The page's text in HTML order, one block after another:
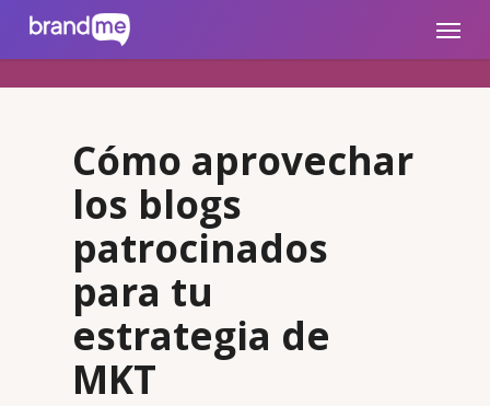
brandme.la Menu
Cómo aprovechar
los blogs
patrocinados
para tu
estrategia de
MKT